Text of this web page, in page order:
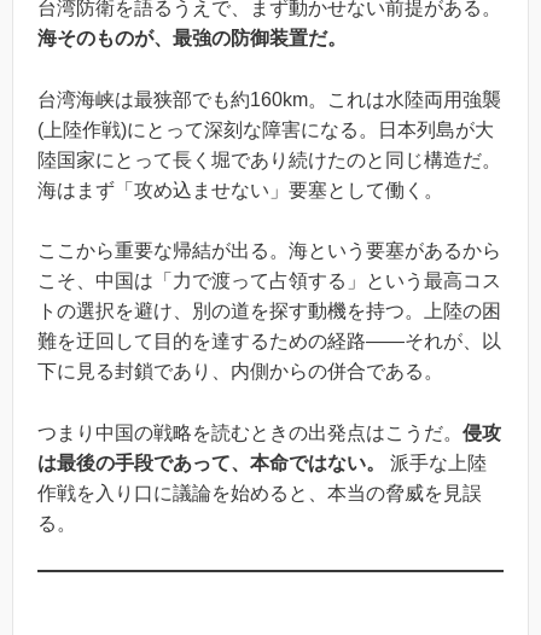
台湾防衛を語るうえで、まず動かせない前提がある。
海そのものが、最強の防御装置だ。
台湾海峡は最狭部でも約160km。これは水陸両用強襲
(上陸作戦)にとって深刻な障害になる。日本列島が大
陸国家にとって長く堀であり続けたのと同じ構造だ。
海はまず「攻め込ませない」要塞として働く。
ここから重要な帰結が出る。海という要塞があるから
こそ、中国は「力で渡って占領する」という最高コス
トの選択を避け、別の道を探す動機を持つ。上陸の困
難を迂回して目的を達するための経路――それが、以
下に見る封鎖であり、内側からの併合である。
つまり中国の戦略を読むときの出発点はこうだ。 侵攻
は最後の手段であって、本命ではない。
派手な上陸
作戦を入り口に議論を始めると、本当の脅威を見誤
る。